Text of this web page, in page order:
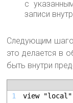
с
записи
Следующим
это делается в
быть внутри
1
view